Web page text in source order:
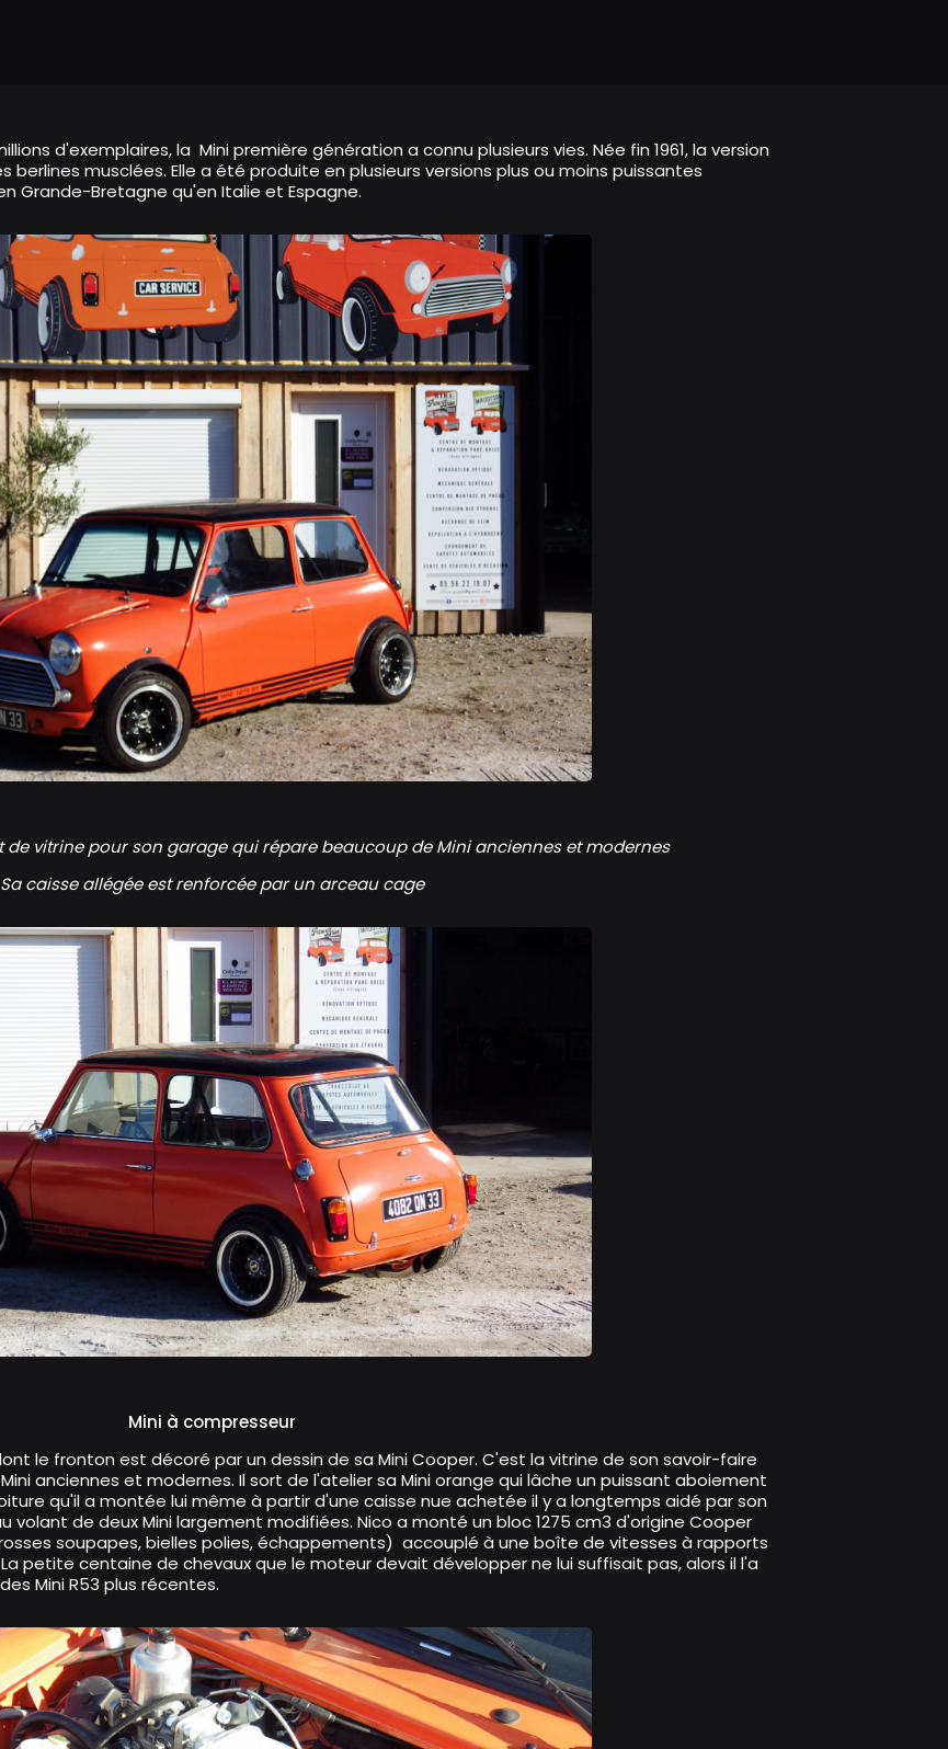
d'exemplaires, la Mini première génération a connu plusieurs vies. Née fin 1961, la version
musclées. Elle a été produite en plusieurs versions plus ou moins puissantes
Grande-Bretagne qu'en Italie et Espagne.
de vitrine pour son garage qui répare beaucoup de Mini anciennes et modernes
Sa caisse allégée est renforcée par un arceau cage
Mini à compresseur
le fronton est décoré par un dessin de sa Mini Cooper. C'est la vitrine de son savoir-faire
anciennes et modernes. Il sort de l'atelier sa Mini orange qui lâche un puissant aboiement
qu'il a montée lui même à partir d'une caisse nue achetée il y a longtemps aidé par son
volant de deux Mini largement modifiées. Nico a monté un bloc 1275 cm3 d'origine Cooper
soupapes, bielles polies, échappements) accouplé à une boîte de vitesses à rapports
petite centaine de chevaux que le moteur devait développer ne lui suffisait pas, alors il l'a
Mini R53 plus récentes.